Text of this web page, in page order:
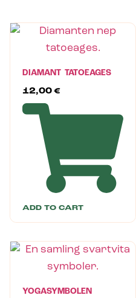
DIAMANT TATOEAGES
12,00 €
ADD TO CART
YOGASYMBOLEN